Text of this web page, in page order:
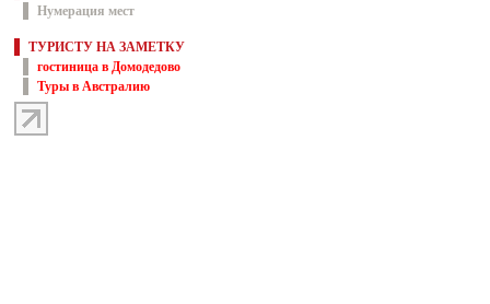
Нумерация мест
ТУРИСТУ НА ЗАМЕТКУ
гостиница в Домодедово
Туры в Австралию